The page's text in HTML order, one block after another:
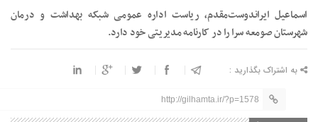
اسماعیل ایراندوست‌مقدم، ریاست اداره عمومی شبکه بهداشت و درمان
شهرستان صومعه سرا را در کارنامه مدیریتی خود دارد.
به اشتراک بگذارید :
http://gilhamta.ir/?p=1578